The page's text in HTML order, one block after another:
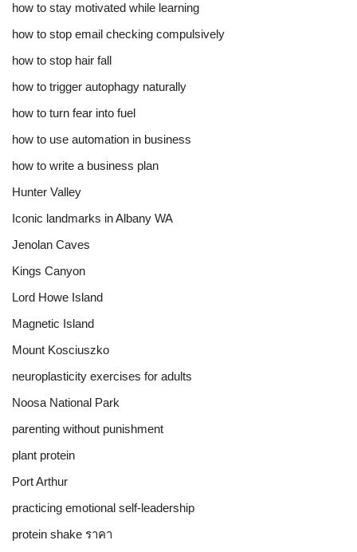
how to stay motivated while learning
how to stop email checking compulsively
how to stop hair fall
how to trigger autophagy naturally
how to turn fear into fuel
how to use automation in business
how to write a business plan
Hunter Valley
Iconic landmarks in Albany WA
Jenolan Caves
Kings Canyon
Lord Howe Island
Magnetic Island
Mount Kosciuszko
neuroplasticity exercises for adults
Noosa National Park
parenting without punishment
plant protein
Port Arthur
practicing emotional self-leadership
protein shake ราคา